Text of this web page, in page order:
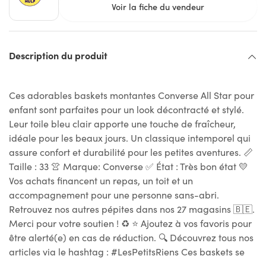
Voir la fiche du vendeur
Description du produit
Ces adorables baskets montantes Converse All Star pour
enfant sont parfaites pour un look décontracté et stylé.
Leur toile bleu clair apporte une touche de fraîcheur,
idéale pour les beaux jours. Un classique intemporel qui
assure confort et durabilité pour les petites aventures. 📏
Taille : 33 👚 Marque: Converse ✅ État : Très bon état 💛
Vos achats financent un repas, un toit et un
accompagnement pour une personne sans-abri.
Retrouvez nos autres pépites dans nos 27 magasins 🇧🇪.
Merci pour votre soutien ! ♻ ⭐ Ajoutez à vos favoris pour
être alerté(e) en cas de réduction. 🔍 Découvrez tous nos
articles via le hashtag : #LesPetitsRiens Ces baskets se